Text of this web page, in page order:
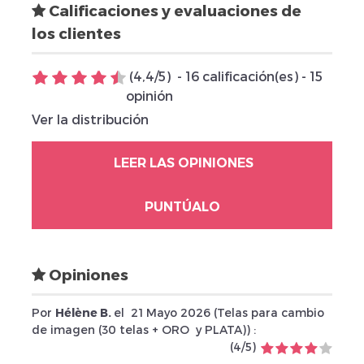
Calificaciones y evaluaciones de
los clientes
(4,4/5) - 16 calificación(es) - 15
opinión
Ver la distribución
LEER LAS OPINIONES
PUNTÚALO
Opiniones
Por Hélène B. el 21 Mayo 2026 (Telas para cambio
de imagen (30 telas + ORO y PLATA)) :
(4/5)